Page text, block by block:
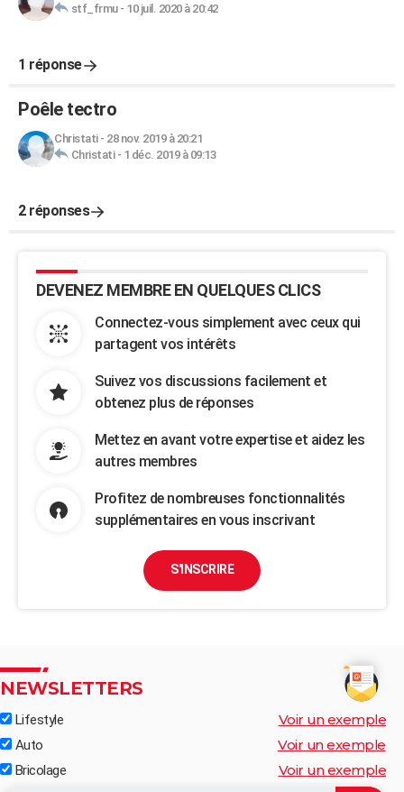
stf_frmu- 10 juil. 2020 à 20:42
1 réponse
Poêle tectro
Christati- 28 nov. 2019 à 20:21
Christati- 1 déc. 2019 à 09:13
2 réponses
DEVENEZ MEMBRE EN QUELQUES CLICS
Connectez-vous simplement avec ceux qui
partagent vos intérêts
Suivez vos discussions facilement et
obtenez plus de réponses
Mettez en avant votre expertise et aidez les
autres membres
Profitez de nombreuses fonctionnalités
supplémentaires en vous inscrivant
S'INSCRIRE
NEWSLETTERS
Lifestyle Voir un exemple
Auto Voir un exemple
Bricolage Voir un exemple